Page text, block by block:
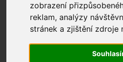
zobrazení
reklam, analýzy
stránek a zjištění zdroje
3. 4. 5. 6.
12. 13.